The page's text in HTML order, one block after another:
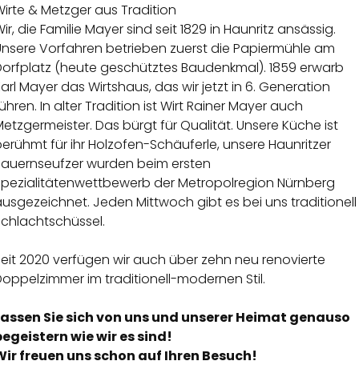
& Metzger aus Tradition
die Familie Mayer sind seit 1829 in Haunritz ansässig.
Vorfahren betrieben zuerst die Papiermühle am
(heute geschütztes Baudenkmal). 1859 erwarb
Mayer das Wirtshaus, das wir jetzt in 6. Generation
In alter Tradition ist Wirt Rainer Mayer auch
Das bürgt für Qualität. Unsere Küche ist
für ihr Holzofen-Schäuferle, unsere Haunritzer
wurden beim ersten
der Metropolregion Nürnberg
Jeden Mittwoch gibt es bei uns traditionell
2020 verfügen wir auch über zehn neu renovierte
im traditionell-modernen Stil.
Sie sich von uns und unserer Heimat genauso
wie wir es sind!
freuen uns schon auf Ihren Besuch!